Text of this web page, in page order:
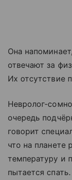
Она
отвечают за
Их отсутствие
очередь
говорит
что на планете
температуру и
пытается